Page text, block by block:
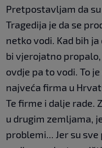
Pretpostavljam da
Tragedija je da se
netko vodi. Kad bih ja
bi vjerojatno propalo,
ovdje pa to vodi. To
najveća firma u
Te firme i dalje rade.
u drugim zemljama,
problemi... Jer su